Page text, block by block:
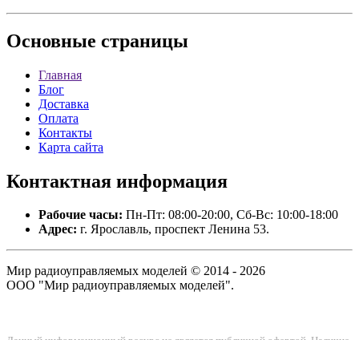
Основные страницы
Главная
Блог
Доставка
Оплата
Контакты
Карта сайта
Контактная информация
Рабочие часы: Пн-Пт: 08:00-20:00, Сб-Вс: 10:00-18:00
Адрес: г. Ярославль, проспект Ленина 53.
Мир радиоуправляемых моделей © 2014 - 2026
ООО "Мир радиоуправляемых моделей".